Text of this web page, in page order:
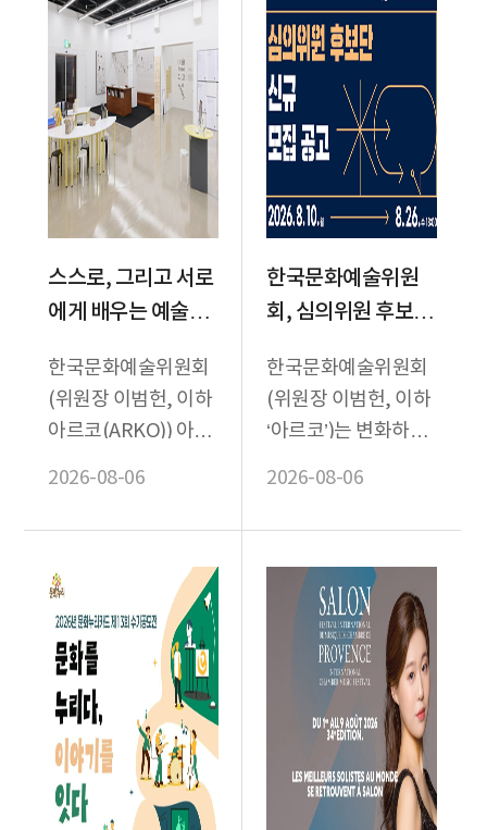
스스로, 그리고 서로
에게 배우는 예술가
아르코미술관,⟪예술
학교: 우리가 서로의
학교가 될 때,⟫개최
한국문화예술위원회
(위원장 이범헌, 이하
아르코(ARKO)) 아르
교가 될 때,》(이하 ...
2026-08-06
한국문화예술위원
회, 심의위원 후보단
심의, 현장과 함께하
는 다양한 전문가를
모십니다”
한국문화예술위원회
(위원장 이범헌, 이하
‘아르코’)는 변화하는
정성·현장성을 한층
2026-08-06